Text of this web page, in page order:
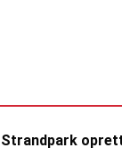
Strandpark